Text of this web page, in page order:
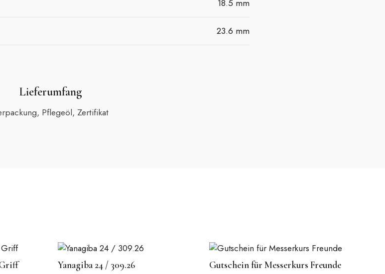
18.5 mm
23.6 mm
Lieferumfang
Pflegeöl, Zertifikat
Yanagiba 24 / 309.26
Gutschein für Messerkurs Freunde